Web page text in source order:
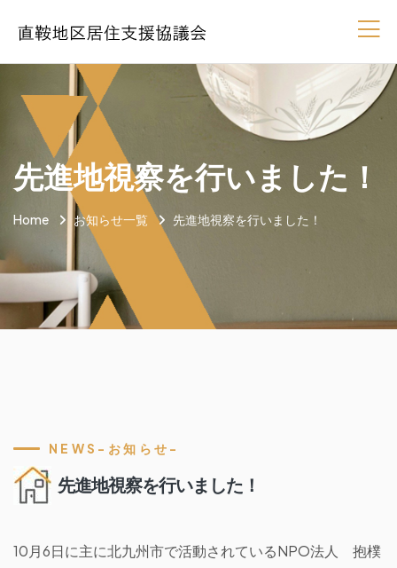
先進地視察を行いました！
Home お知らせ一覧 先進地視察を行いました！
NEWS-お知らせ-
先進地視察を行いました！
10月6日に主に北九州市で活動されているNPO法人 抱樸